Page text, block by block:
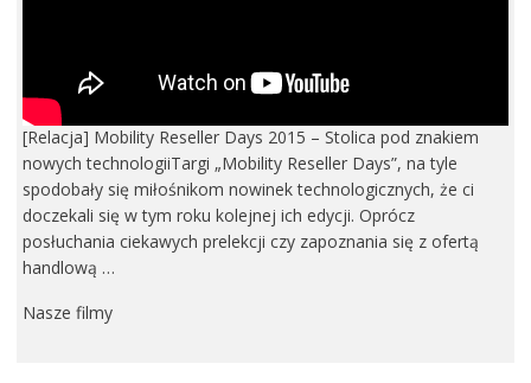
[Relacja] Mobility Reseller Days 2015 – Stolica pod znakiem
nowych technologiiTargi „Mobility Reseller Days”, na tyle
spodobały się miłośnikom nowinek technologicznych, że ci
doczekali się w tym roku kolejnej ich edycji. Oprócz
posłuchania ciekawych prelekcji czy zapoznania się z ofertą
handlową …
Nasze filmy